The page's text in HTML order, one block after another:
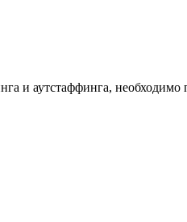
и аутстаффинга,